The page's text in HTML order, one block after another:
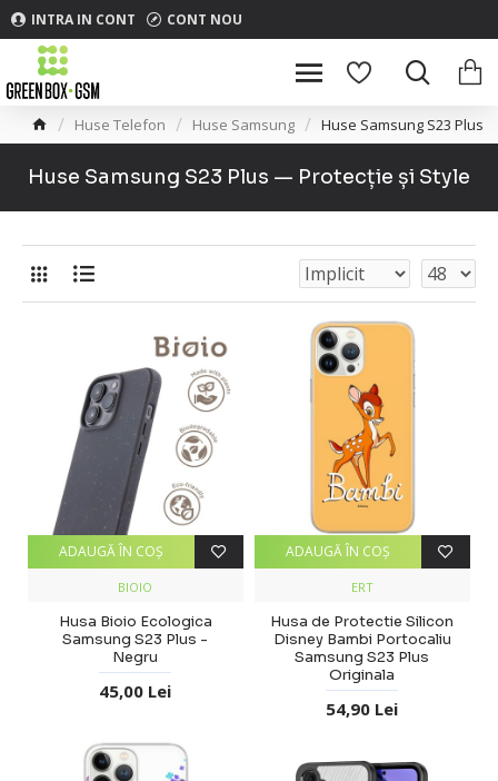
INTRA IN CONT CONT NOU
Huse Telefon Huse Samsung Huse Samsung S23 Plus
Huse Samsung S23 Plus — Protecție și Style
BIOIO
Husa Bioio Ecologica
Samsung S23 Plus -
Negru
45,00 Lei
ADAUGĂ ÎN COŞ
ERT
Husa de Protectie Silicon
Disney Bambi Portocaliu
Samsung S23 Plus
Originala
54,90 Lei
ADAUGĂ ÎN COŞ